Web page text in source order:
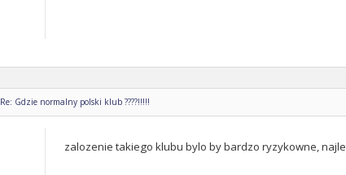
Re: Gdzie normalny polski klub ????!!!!!
zalozenie takiego klubu bylo by bardzo ryzykowne,